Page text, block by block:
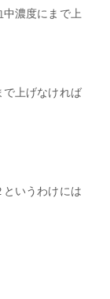
濃度にまで上
で上げなければ
いうわけには